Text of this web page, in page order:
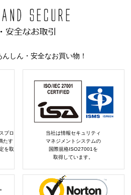
しん・安全なお買い物！
プロ
たす
を取
当社は情報セキュリティ
マネジメントシステムの
国際規格ISO27001を
取得しています。